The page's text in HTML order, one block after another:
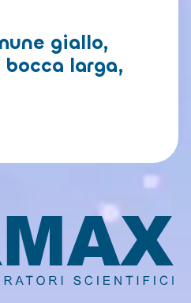
giallo,
larga,